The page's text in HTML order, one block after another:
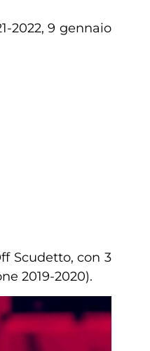
2022, 9 gennaio
Scudetto, con 3
2019-2020).